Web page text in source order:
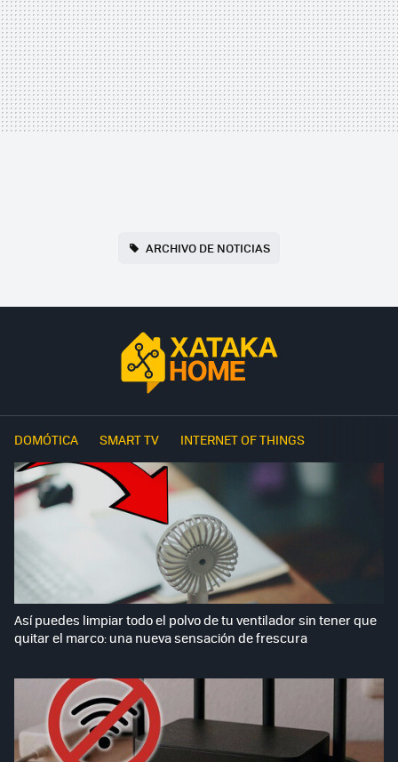
ARCHIVO DE NOTICIAS
DOMÓTICA SMART TV INTERNET OF THINGS
Así puedes limpiar todo el polvo de tu ventilador sin tener que
quitar el marco: una nueva sensación de frescura